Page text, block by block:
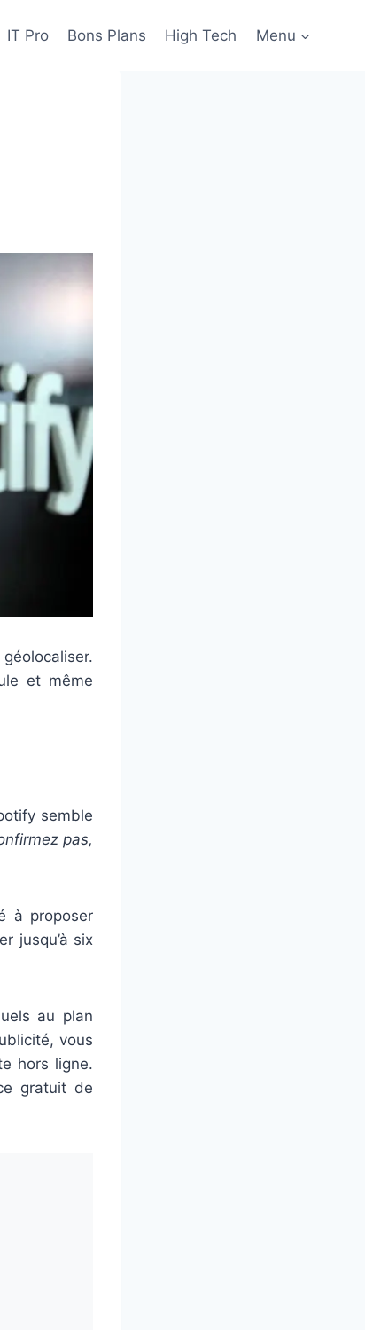
IT Pro Bons Plans High Tech Menu
et même
semble
pas,
à proposer
jusqu’à six
au plan
vous
hors ligne.
gratuit de